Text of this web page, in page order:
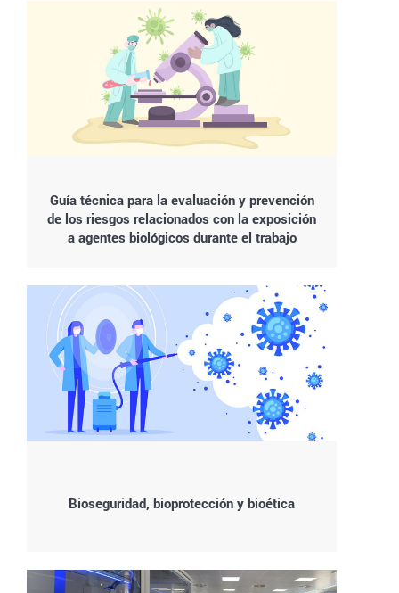
Guía técnica para la evaluación y prevención
de los riesgos relacionados con la exposición
a agentes biológicos durante el trabajo
Bioseguridad, bioprotección y bioética